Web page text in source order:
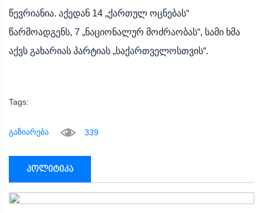
წევრიანია. აქედან 14 „ქართულ ოცნებას“
წარმოადგენს, 7 „ნაციონალურ მოძრაობას“, სამი ხმა
აქვს გახარიას პარტიას „საქართველოსთვის“.
Tags:
გაზიარება 339
პოლიტიკა